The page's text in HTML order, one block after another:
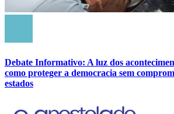
Debate Informativo: A luz dos
como proteger a democracia sem
estados